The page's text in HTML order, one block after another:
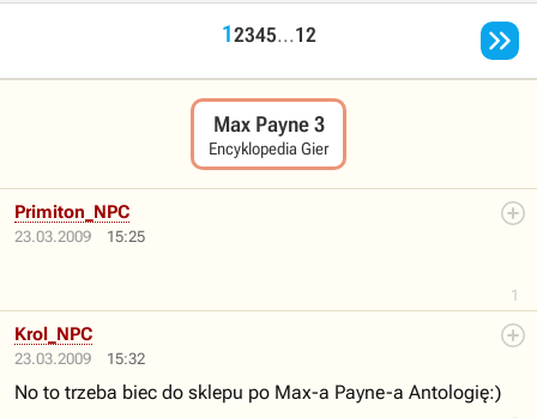
12345...12 
Max Payne 3
Encyklopedia Gier
23.03.2009 15:25
1
Primiton_NPC
23.03.2009 15:32
Krol_NPC
No to trzeba biec do sklepu po Max-a Payne-a Antologię:)